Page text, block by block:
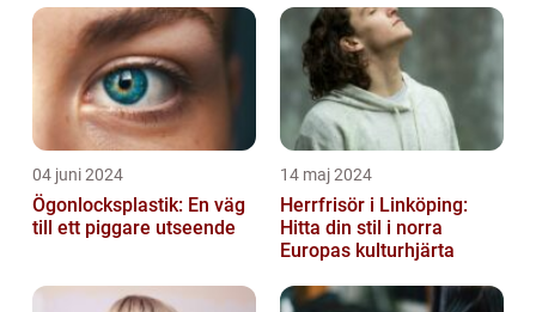
04 juni 2024
Ögonlocksplastik: En väg
till ett piggare utseende
14 maj 2024
Herrfrisör i Linköping:
Hitta din stil i norra
Europas kulturhjärta